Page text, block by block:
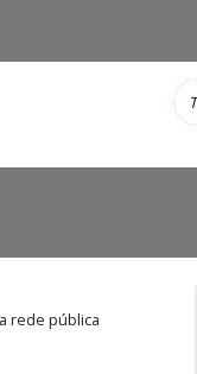
rede pública